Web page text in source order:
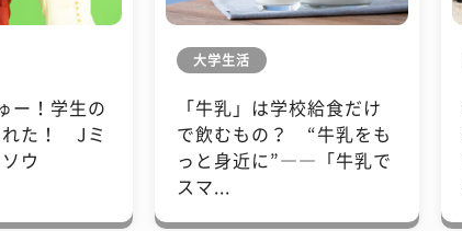
ー！学生の
れた！ Jミ
ウ
大学生活
「牛乳」は学校給食だけ
で飲むもの？ “牛乳をも
っと身近に”――「牛乳で
スマ...